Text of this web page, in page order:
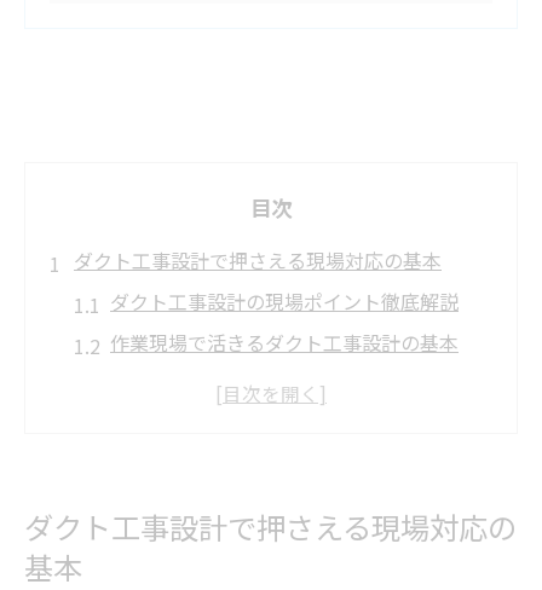
目次
ダクト工事設計で押さえる現場対応の基本
ダクト工事設計の現場ポイント徹底解説
作業現場で活きるダクト工事設計の基本
ダクト工事設計と現場対応の重要性とは
快適空間を支えるダクト工事の基礎知識
快適な空間に欠かせないダクト工事設計
ダクト工事設計で押さえる現場対応の
基本